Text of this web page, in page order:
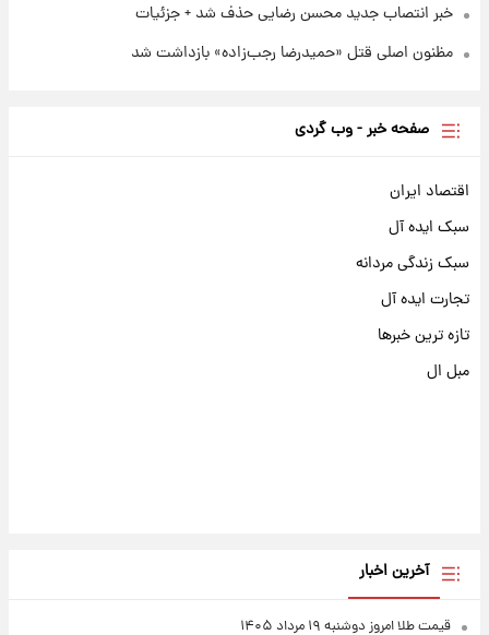
خبر انتصاب جدید محسن رضایی حذف شد + جزئیات
مظنون اصلی قتل «حمیدرضا رجب‌زاده» بازداشت شد
صفحه خبر - وب گردی
اقتصاد ایران
سبک ایده آل
سبک زندگی مردانه
تجارت ایده آل
تازه ترین خبرها
مبل ال
آخرین اخبار
قیمت طلا امروز دوشنبه ۱۹ مرداد ۱۴۰۵